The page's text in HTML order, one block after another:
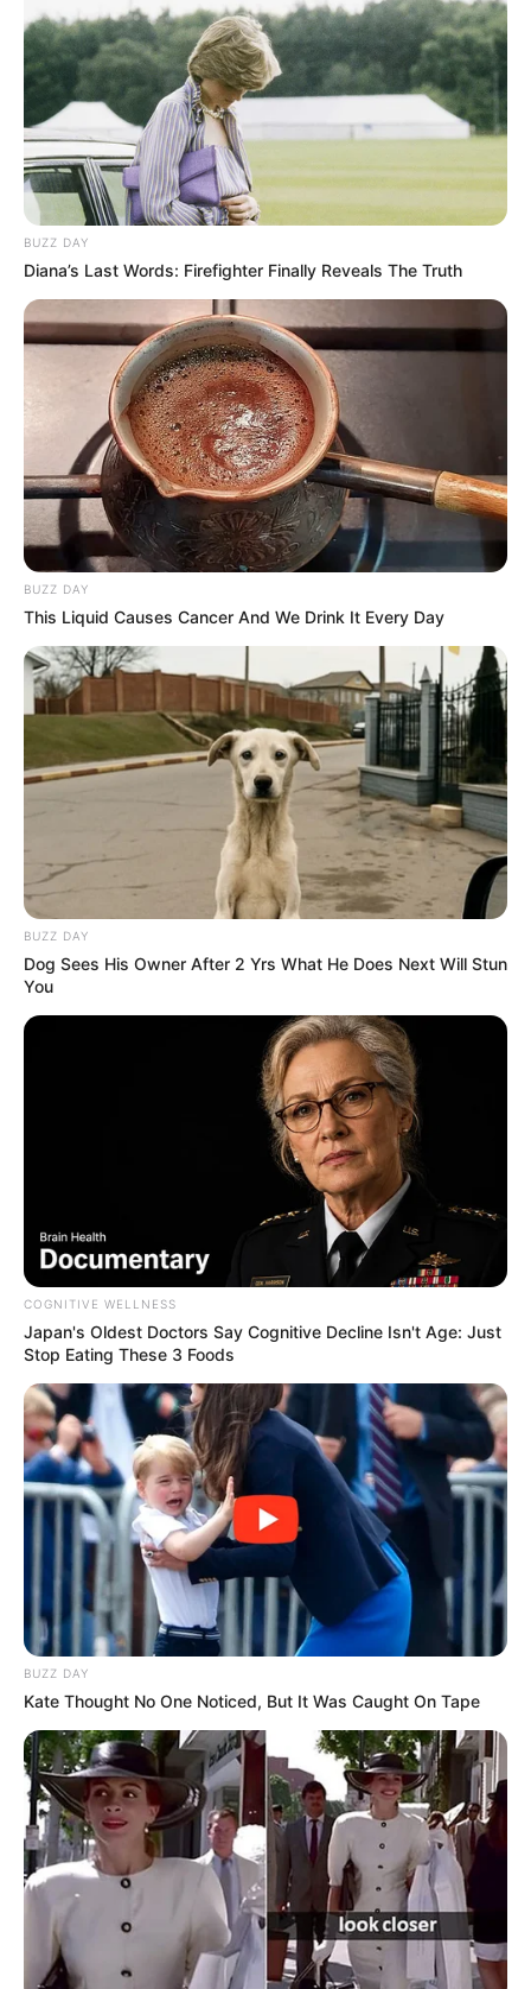
BUZZ DAY
Diana’s Last Words: Firefighter Finally Reveals The Truth
BUZZ DAY
This Liquid Causes Cancer And We Drink It Every Day
BUZZ DAY
Dog Sees His Owner After 2 Yrs What He Does Next Will Stun
You
COGNITIVE WELLNESS
Japan's Oldest Doctors Say Cognitive Decline Isn't Age: Just
Stop Eating These 3 Foods
BUZZ DAY
Kate Thought No One Noticed, But It Was Caught On Tape